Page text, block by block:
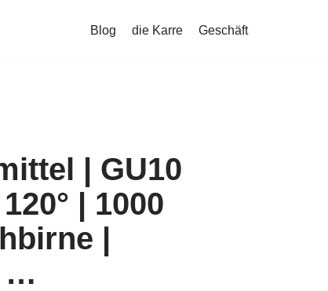
Blog die Karre Geschäft
| GU10
| 1000
|
…